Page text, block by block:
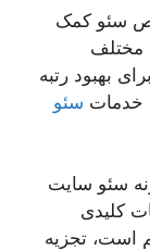
سئو کمک
مختلف
بهبود رتبه
خدمات سئو
سئو سایت
کلیدی
است، تجزیه